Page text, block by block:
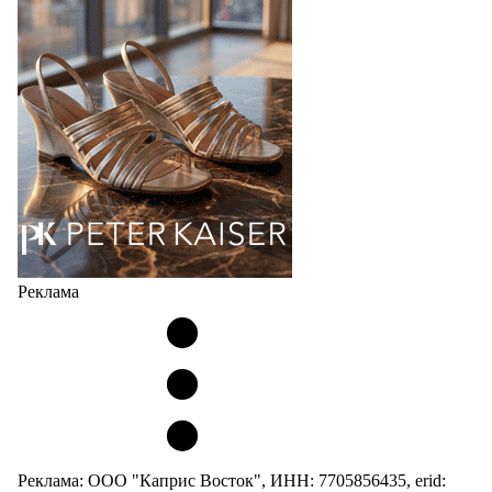
мужских, детских и пляжных зонтов в необычном
дизайнерском исполнении, отличается надёжностью
и высоким качеством…
05.08.2026 439
Реклама
Реклама: ООО "Каприс Восток", ИНН: 7705856435, erid: